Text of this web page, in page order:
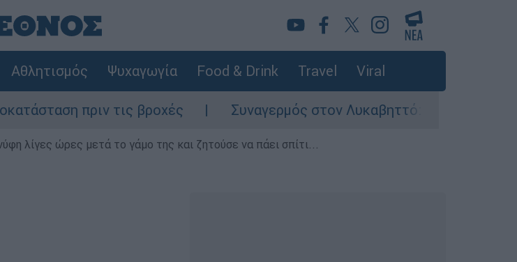
Αθλητισμός Ψυχαγωγία Food & Drink Travel Viral
πριν τις βροχές Συναγερμός στον Λυκαβηττό: Σορός σε προχωρημένη
λίγες ώρες μετά το γάμο της και ζητούσε να πάει σπίτι...